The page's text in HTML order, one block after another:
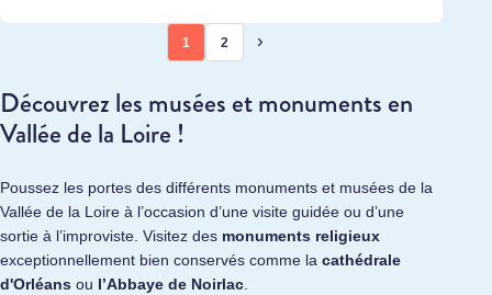
1 2
Découvrez les musées et monuments en
Vallée de la Loire !
Poussez les portes des différents monuments et musées de la
Vallée de la Loire à l’occasion d’une visite guidée ou d’une
sortie à l’improviste. Visitez des monuments religieux
exceptionnellement bien conservés comme la cathédrale
d'Orléans ou l’Abbaye de Noirlac